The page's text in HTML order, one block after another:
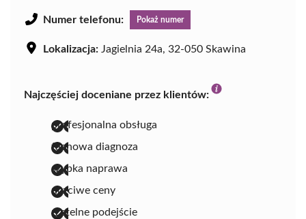
Numer telefonu: Pokaż numer
Lokalizacja: Jagielnia 24a, 32-050 Skawina
Najczęściej doceniane przez klientów:
profesjonalna obsługa
fachowa diagnoza
szybka naprawa
uczciwe ceny
rzetelne podejście